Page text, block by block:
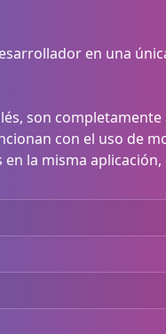
en una
son completamente
con el uso de
la misma